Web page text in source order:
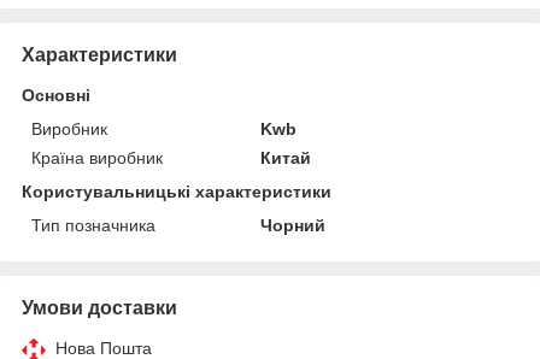
Характеристики
Основні
Виробник
Kwb
Країна виробник
Китай
Користувальницькі характеристики
Тип позначника
Чорний
Умови доставки
Нова Пошта